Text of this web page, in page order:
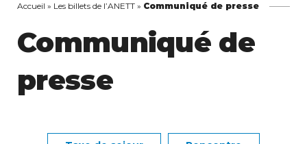
Accueil » Les billets de l’ANETT » Communiqué de presse
Communiqué de
presse